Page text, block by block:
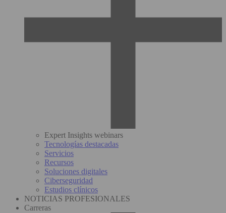
Expert Insights webinars
Tecnologías destacadas
Servicios
Recursos
Soluciones digitales
Ciberseguridad
Estudios clínicos
NOTICIAS PROFESIONALES
Carreras